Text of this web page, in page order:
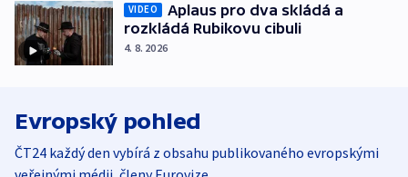
VIDEO
Aplaus pro dva skládá a
rozkládá Rubikovu cibuli
4. 8. 2026
Evropský pohled
ČT24 každý den vybírá z obsahu publikovaného evropskými